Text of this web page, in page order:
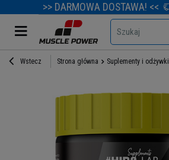
>> DARMOWA DOSTAWA! <<
Szukaj
Wstecz Strona główna Suplementy i odżywki